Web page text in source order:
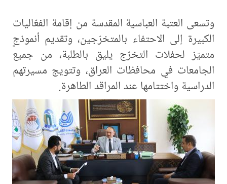
وتسعى العتبة العباسية المقدسة من إقامة الفعّاليات
الكبيرة إلى الاحتفاء بالمتخرّجين، وتقديم أنموذجٍ
متميّز لحفلات التخرّج يليق بالطلبة، من جميع
الجامعات في محافظات العراق، وتتويج مسيرتهم
الدراسية واختتامها عند المراقد الطاهرة.